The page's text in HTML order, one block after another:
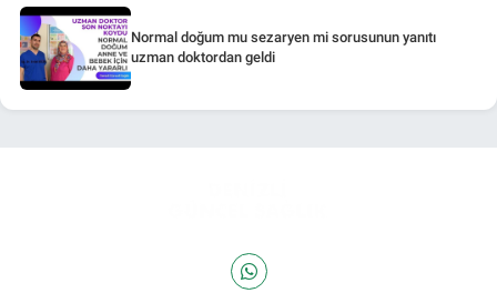
Normal doğum mu sezaryen mi sorusunun yanıtı
uzman doktordan geldi